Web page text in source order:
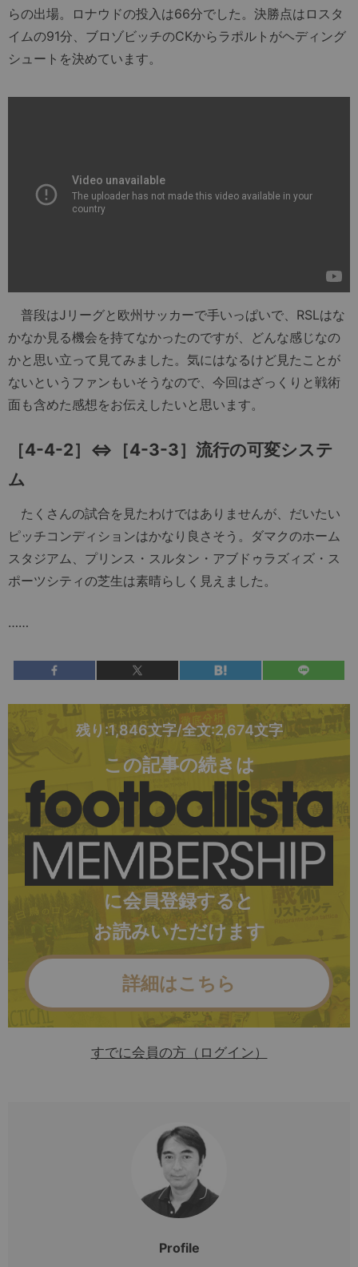
らの出場。ロナウドの投入は66分でした。決勝点はロスタ
イムの91分、ブロゾビッチのCKからラポルトがヘディング
シュートを決めています。
普段はJリーグと欧州サッカーで手いっぱいで、RSLはな
かなか見る機会を持てなかったのですが、どんな感じなの
かと思い立って見てみました。気にはなるけど見たことが
ないというファンもいそうなので、今回はざっくりと戦術
面も含めた感想をお伝えしたいと思います。
［4-4-2］⇔［4-3-3］流行の可変システ
ム
たくさんの試合を見たわけではありませんが、だいたい
ピッチコンディションはかなり良さそう。ダマクのホーム
スタジアム、プリンス・スルタン・アブドゥラズィズ・ス
ポーツシティの芝生は素晴らしく見えました。
……
残り:1,846文字/全文:2,674文字
この記事の続きは
に会員登録すると
お読みいただけます
詳細はこちら
すでに会員の方（ログイン）
Profile